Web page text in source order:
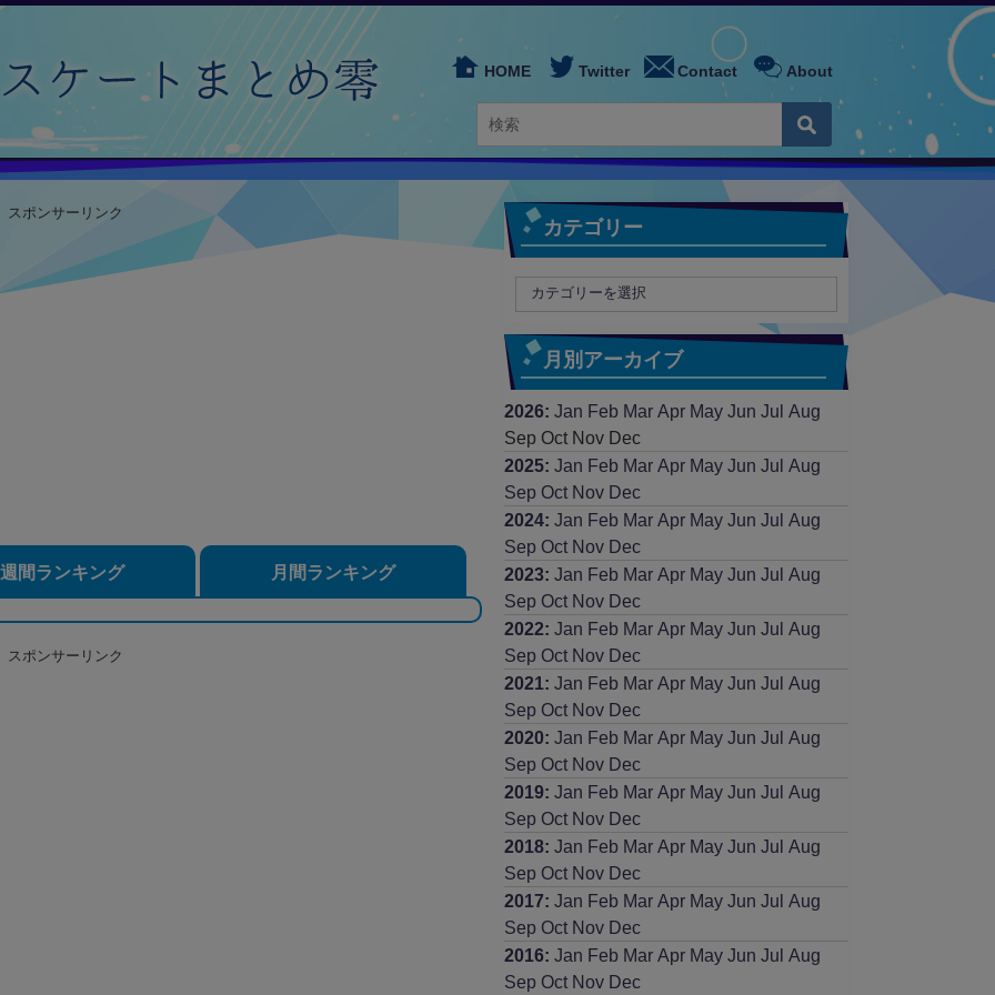
HOME Twitter Contact About
スポンサーリンク
週間ランキング 月間ランキング
スポンサーリンク
カテゴリー
月別アーカイブ
2026: Jan Feb Mar Apr May Jun Jul
Aug
Sep Oct Nov Dec
2025: Jan Feb Mar Apr May Jun Jul
Aug
Sep Oct Nov Dec
2024: Jan Feb Mar Apr May Jun Jul
Aug
Sep Oct Nov Dec
2023: Jan Feb Mar Apr May Jun Jul
Aug
Sep Oct Nov Dec
2022: Jan Feb Mar Apr May Jun Jul
Aug
Sep Oct Nov Dec
2021 : Jan Feb Mar Apr May Jun Jul
Aug
Sep Oct Nov Dec
2020: Jan Feb Mar Apr May Jun Jul
Aug
Sep Oct Nov Dec
2019: Jan Feb Mar Apr May Jun Jul
Aug
Sep Oct Nov Dec
2018: Jan Feb Mar Apr May Jun Jul
Aug
Sep Oct Nov Dec
2017: Jan Feb Mar Apr May Jun Jul
Aug
Sep Oct Nov Dec
2016: Jan Feb Mar Apr May Jun Jul
Aug
Sep Oct Nov Dec